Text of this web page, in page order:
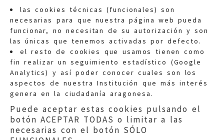
las cookies técnicas (funcionales) son
necesarias para que nuestra página web pueda
funcionar, no necesitan de su autorización y son
las únicas que tenemos activadas por defecto.
el resto de cookies que usamos tienen como
fin realizar un seguimiento estadístico (Google
Analytics) y así poder conocer cuales son los
aspectos de nuestra Institución que más interés
genera en la ciudadanía aragonesa.
Puede aceptar estas cookies pulsando el
botón ACEPTAR TODAS o limitar a las
necesarias con el botón SÓLO
Quejas:quejas@eljusticiadearagon.es
Información general:
informacion@eljusticiadearagon.es
Teléfonos:900 210 210/